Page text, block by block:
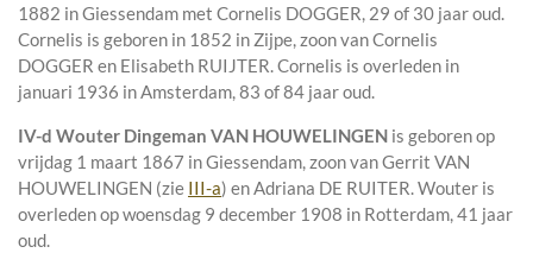
1882 inGiessendam met Cornelis DOGGER, 29 of 30 jaar oud.
Cornelis is geboren in 1852 in Zijpe, zoon vanCornelis
DOGGER en Elisabeth RUIJTER. Cornelis is overleden in
januari 1936 inAmsterdam, 83 of 84 jaar oud.
IV-d Wouter Dingeman VAN HOUWELINGEN is geboren op
vrijdag 1 maart 1867 inGiessendam, zoon vanGerrit VAN
HOUWELINGEN (zie III-a) enAdriana DE RUITER. Wouter is
overleden op woensdag 9 december 1908 in Rotterdam, 41 jaar
oud.